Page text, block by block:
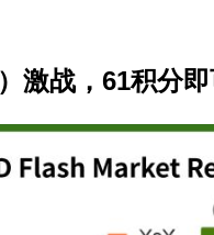
激战，61积分